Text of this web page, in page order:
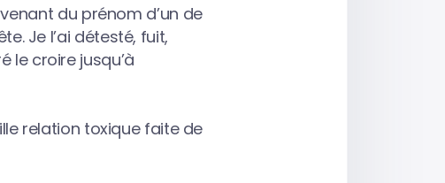
du prénom d’un de
Je l’ai détesté, fuit,
le croire jusqu’à
relation toxique faite de